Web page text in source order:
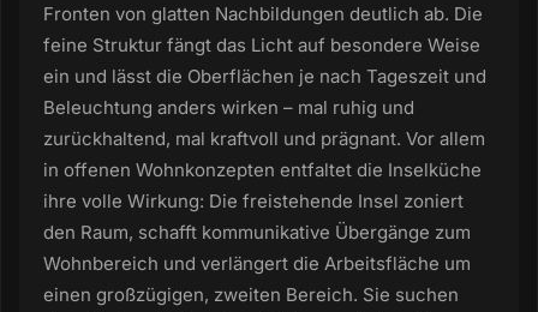
Fronten von glatten Nachbildungen deutlich ab. Die
feine Struktur fängt das Licht auf besondere Weise
ein und lässt die Oberflächen je nach Tageszeit und
Beleuchtung anders wirken – mal ruhig und
zurückhaltend, mal kraftvoll und prägnant. Vor allem
in offenen Wohnkonzepten entfaltet die Inselküche
ihre volle Wirkung: Die freistehende Insel zoniert
den Raum, schafft kommunikative Übergänge zum
Wohnbereich und verlängert die Arbeitsfläche um
einen großzügigen, zweiten Bereich. Sie suchen